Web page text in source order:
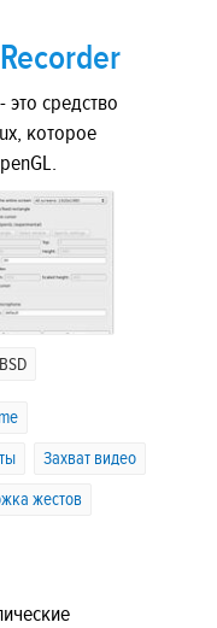
это средство
которое
Захват видео
жестов